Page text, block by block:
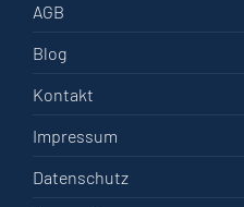
AGB
Blog
Kontakt
Impressum
Datenschutz